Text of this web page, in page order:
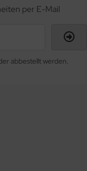
per E-Mail
abbestellt werden.